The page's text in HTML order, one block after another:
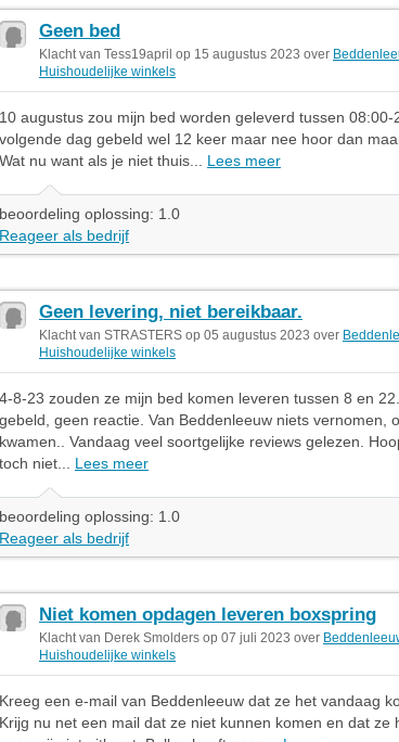
Geen bed
Klacht van Tess19april op 15 augustus 2023 over
Huishoudelijke winkels
10 augustus zou mijn bed worden geleverd tussen
volgende dag gebeld wel 12 keer maar nee hoor dan
Wat nu want als je niet thuis... Lees meer
beoordeling oplossing: 1.0
Reageer als bedrijf
Geen levering, niet bereikbaar.
Klacht van STRASTERS op 05 augustus 2023 over
Huishoudelijke winkels
4-8-23 zouden ze mijn bed komen leveren tussen 8 en
gebeld, geen reactie. Van Beddenleeuw niets vernomen,
kwamen.. Vandaag veel soortgelijke reviews gelezen.
toch niet... Lees meer
beoordeling oplossing: 1.0
Reageer als bedrijf
Niet komen opdagen leveren boxspring
Klacht van Derek Smolders op 07 juli 2023 over
Huishoudelijke winkels
Kreeg een e-mail van Beddenleeuw dat ze het vandaag
Krijg nu net een mail dat ze niet kunnen komen en dat